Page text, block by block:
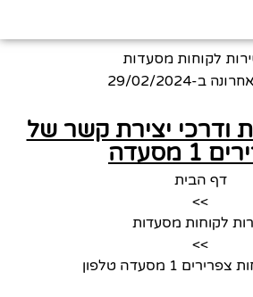
לקוחות מסעדות
ב-29/02/2024
ודרכי יצירת קשר של
מסעדה
דף הבית
>>
לקוחות מסעדות
>>
1 מסעדה טלפון